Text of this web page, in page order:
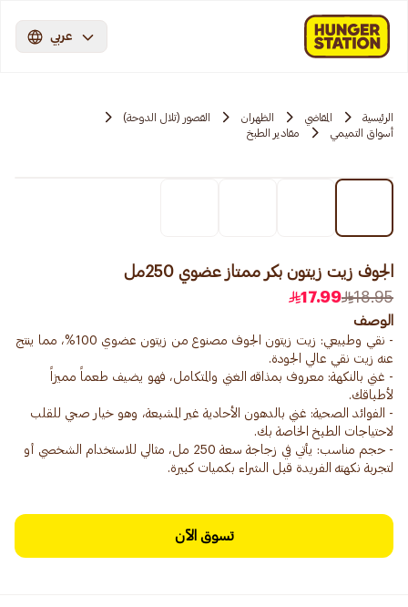
عربي
الرئيسية المقاضي الظهران
القصور (تلال الدوحة)
أسواق التميمي
مقادير الطبخ
الجوف زيت زيتون بكر ممتاز عضوي 250مل
18.95
17.99
الوصف
- نقي وطبيعي: زيت زيتون الجوف مصنوع من زيتون عضوي 100%، مما ينتج
- غني بالنكهة: معروف بمذاقه الغني والمتكامل، فهو يضيف طعماً مميزاً
- الفوائد الصحية: غني بالدهون الأحادية غير المشبعة، وهو خيار صحي للقلب
- حجم مناسب: يأتي في زجاجة سعة 250 مل، مثالي للاستخدام الشخصي أو
لتجربة نكهته الفريدة قبل الشراء بكميات كبيرة.
تسوق الآن